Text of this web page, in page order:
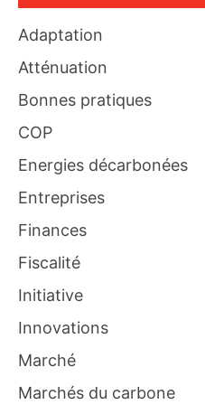
Adaptation
Atténuation
Bonnes pratiques
COP
Energies décarbonées
Entreprises
Finances
Fiscalité
Initiative
Innovations
Marché
Marchés du carbone